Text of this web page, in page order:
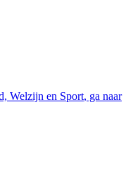
Welzijn en Sport, ga naar